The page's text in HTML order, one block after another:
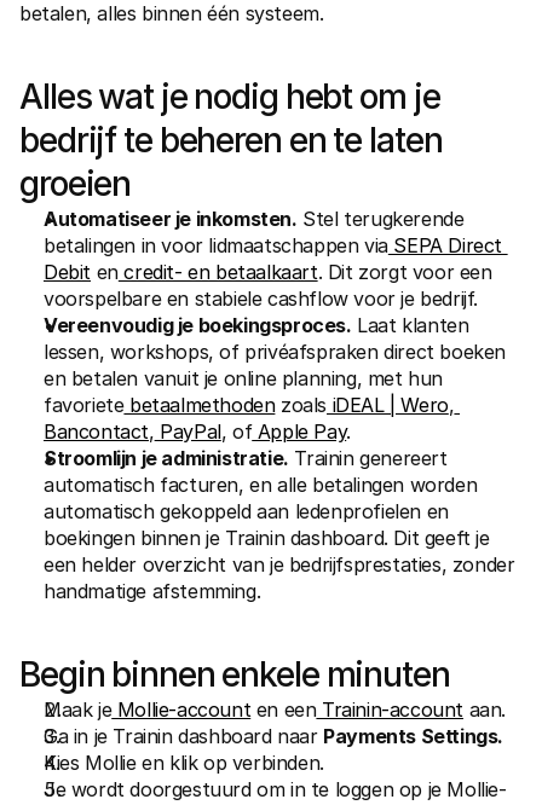
betalen, alles binnen één systeem.
Alles wat je nodig hebt om je
bedrijf te beheren en te laten
groeien
Automatiseer je inkomsten. Stel terugkerende
betalingen in voor lidmaatschappen via SEPA Direct
Debit en credit- en betaalkaart. Dit zorgt voor een
voorspelbare en stabiele cashflow voor je bedrijf.
Vereenvoudig je boekingsproces. Laat klanten
lessen, workshops, of privéafspraken direct boeken
en betalen vanuit je online planning, met hun
favoriete betaalmethoden zoals iDEAL | Wero,
Bancontact, PayPal, of Apple Pay.
Stroomlijn je administratie. Trainin genereert
automatisch facturen, en alle betalingen worden
automatisch gekoppeld aan ledenprofielen en
boekingen binnen je Trainin dashboard. Dit geeft je
een helder overzicht van je bedrijfsprestaties, zonder
handmatige afstemming.
Begin binnen enkele minuten
Maak je Mollie-account en een Trainin-account aan.
Ga in je Trainin dashboard naar Payments Settings.
Kies Mollie en klik op verbinden.
Je wordt doorgestuurd om in te loggen op je Mollie-